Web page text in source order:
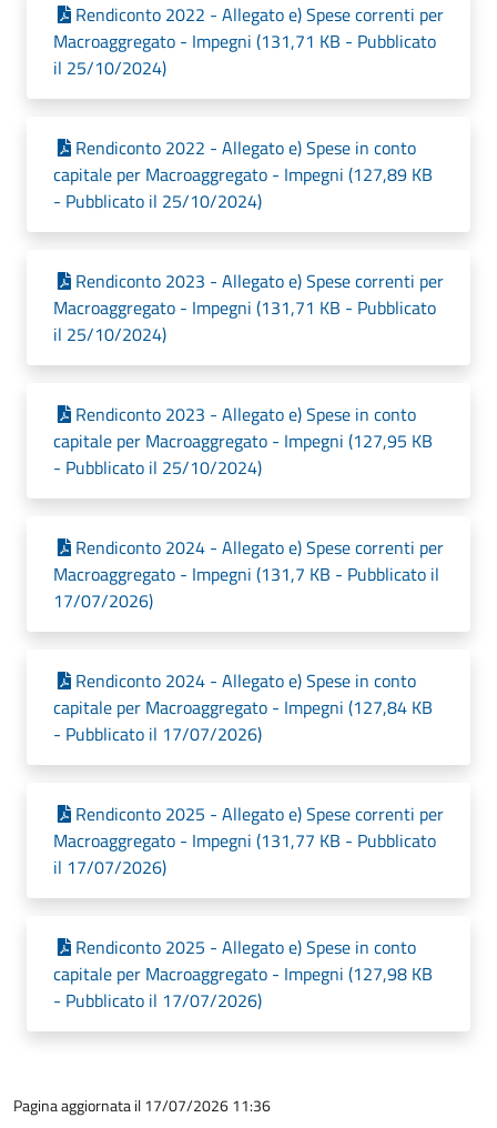
Rendiconto 2022 - Allegato e) Spese correnti per
Macroaggregato - Impegni (131,71 KB - Pubblicato
il 25/10/2024)
Rendiconto 2022 - Allegato e) Spese in conto
capitale per Macroaggregato - Impegni (127,89 KB
- Pubblicato il 25/10/2024)
Rendiconto 2023 - Allegato e) Spese correnti per
Macroaggregato - Impegni (131,71 KB - Pubblicato
il 25/10/2024)
Rendiconto 2023 - Allegato e) Spese in conto
capitale per Macroaggregato - Impegni (127,95 KB
- Pubblicato il 25/10/2024)
Rendiconto 2024 - Allegato e) Spese correnti per
Macroaggregato - Impegni (131,7 KB - Pubblicato il
17/07/2026)
Rendiconto 2024 - Allegato e) Spese in conto
capitale per Macroaggregato - Impegni (127,84 KB
- Pubblicato il 17/07/2026)
Rendiconto 2025 - Allegato e) Spese correnti per
Macroaggregato - Impegni (131,77 KB - Pubblicato
il 17/07/2026)
Rendiconto 2025 - Allegato e) Spese in conto
capitale per Macroaggregato - Impegni (127,98 KB
- Pubblicato il 17/07/2026)
Pagina aggiornata il 17/07/2026 11:36